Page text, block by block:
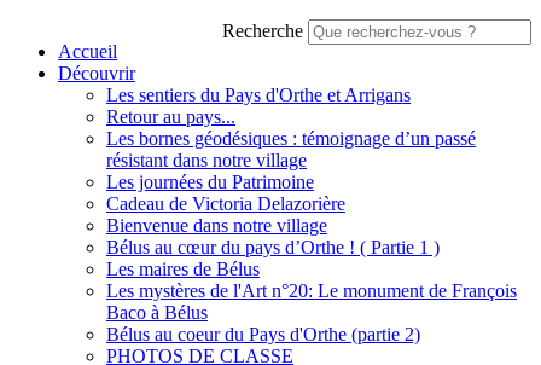
Recherche
Accueil
Découvrir
Les sentiers du Pays d'Orthe et Arrigans
Retour au pays...
Les bornes géodésiques : témoignage d’un passé
résistant dans notre village
Les journées du Patrimoine
Cadeau de Victoria Delazorière
Bienvenue dans notre village
Bélus au cœur du pays d’Orthe ! ( Partie 1 )
Les maires de Bélus
Les mystères de l'Art n°20: Le monument de François
Baco à Bélus
Bélus au coeur du Pays d'Orthe (partie 2)
PHOTOS DE CLASSE